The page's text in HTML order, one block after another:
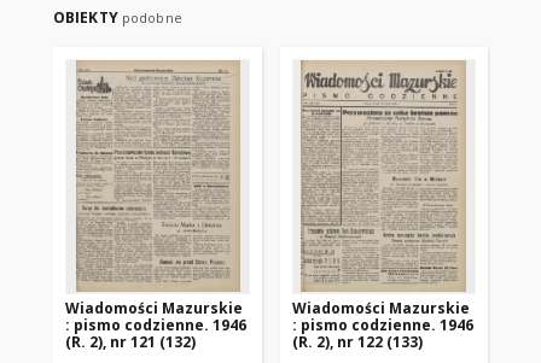
OBIEKTY podobne
Wiadomości Mazurskie
: pismo codzienne. 1946
(R. 2), nr 121 (132)
Wiadomości Mazurskie
: pismo codzienne. 1946
(R. 2), nr 122 (133)